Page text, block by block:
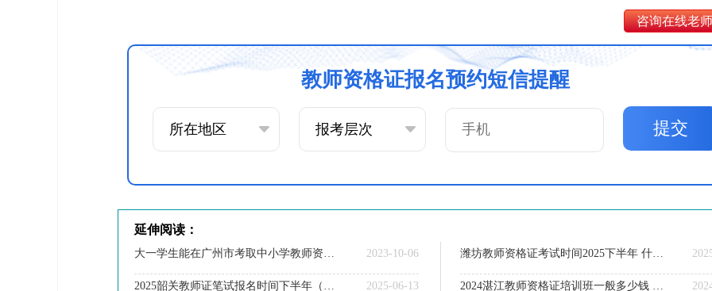
咨询在线老师
教师资格证报名预约短信提醒
提交
延伸阅读：
2023-10-06
2025-06-13